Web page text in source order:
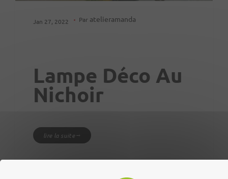
Jan 27, 2022 Par atelieramanda
Lampe Déco Au
Nichoir
lire la suite